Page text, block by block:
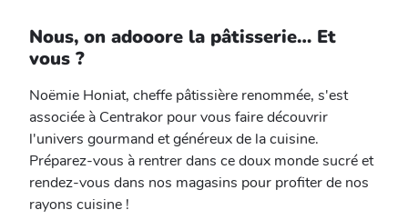
Nous, on adooore la pâtisserie… Et
vous ?
Noëmie Honiat, cheffe pâtissière renommée, s'est
associée à Centrakor pour vous faire découvrir
l'univers gourmand et généreux de la cuisine.
Préparez-vous à rentrer dans ce doux monde sucré et
rendez-vous dans nos magasins pour profiter de nos
rayons cuisine !